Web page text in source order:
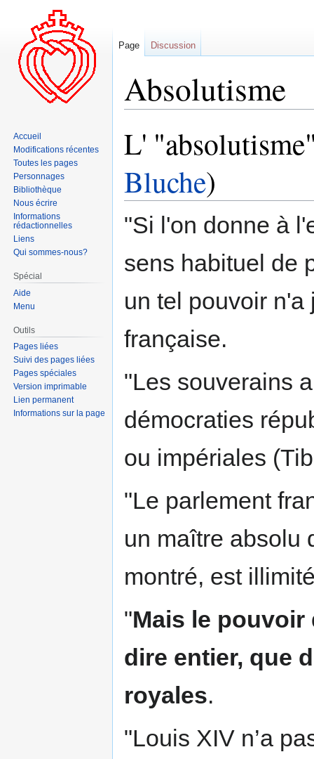
Absolutisme
navigation
recherche
L'
Bluche)
"Si l'on donne à
sens habituel de
un tel pouvoir
française.
"Les souverains
démocraties
ou impériales
"Le parlement
un maître absolu
montré, est
"Mais le
dire entier, que
royales.
"Louis XIV n’a
Page Discussion
Accueil
Modifications récentes
Toutes les pages
Personnages
Bibliothèque
Nous écrire
Informations
rédactionnelles
Liens
Qui sommes-nous?
Spécial
Aide
Menu
Outils
Pages liées
Suivi des pages liées
Pages spéciales
Version imprimable
Lien permanent
Informations sur la page